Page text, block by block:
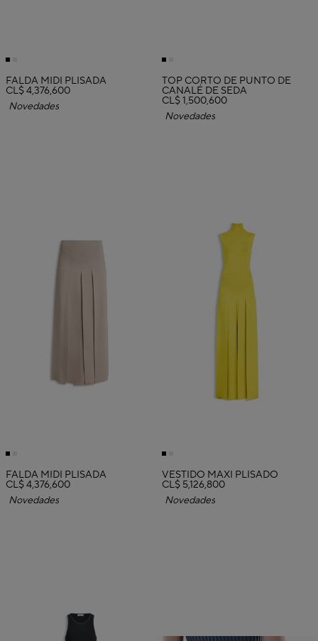
FALDA MIDI PLISADA
CL$ 4,376,600
Novedades
TOP CORTO DE PUNTO DE
CANALÉ DE SEDA
CL$ 1,500,600
Novedades
FALDA MIDI PLISADA
CL$ 4,376,600
Novedades
VESTIDO MAXI PLISADO
CL$ 5,126,800
Novedades